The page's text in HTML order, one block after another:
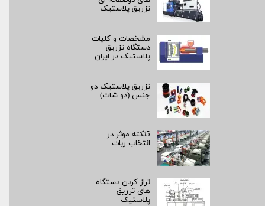
تزریق پلاستیک
مشخصات و کلیات
دستگاه تزریق
پلاستیک در ایران
تزریق پلاستیک دو
جنس (دو شات)
5نکته موثر در
انتخاب ربات
تراز کردن دستگاه
های تزریق
پلاستیک